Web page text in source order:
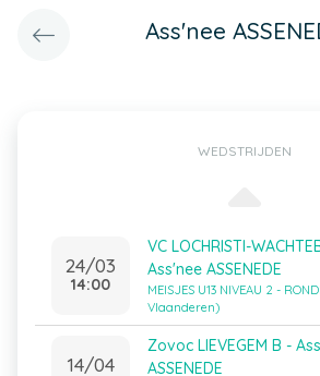
Ass'nee
WEDSTRIJDEN
24/03
14:00
VC LOCHRISTI-
Ass'nee ASSENEDE
MEISJES U13 NIVEAU 2 -
Vlaanderen)
14/04
Zovoc LIEVEGEM B -
ASSENEDE